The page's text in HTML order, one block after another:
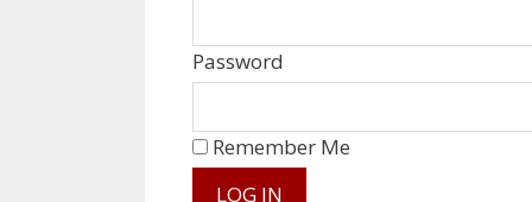
Password
Remember Me